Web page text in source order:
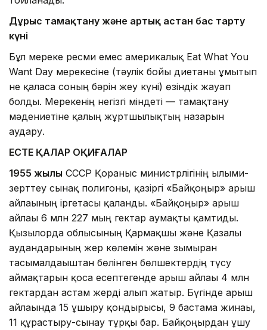
Дұрыс тамақтану және артық астан бас тарту
күні
Бұл мереке ресми емес америкалық Eat What You
Want Day мерекесіне (тәулік бойы диетаны ұмытып
не қаласа соның бәрін жеу күні) өзіндік жауап
болды. Мерекенің негізгі міндеті — тамақтану
мәдениетіне қалың жұртшылықтың назарын
аудару.
ЕСТЕ ҚАЛАР ОҚИҒАЛАР
1955 жылы СССР Қорғаныс министрлігінің ғылыми-
зерттеу сынақ полигоны, қазіргі «Байқоңыр» ғарыш
айлағының іргетасы қаланды. «Байқоңыр» ғарыш
айлағы 6 млн 227 мың гектар аумақты қамтиды.
Қызылорда облысының Қармақшы және Қазалы
аудандарының жер көлемін және зымыран
тасымалдағыштан бөлінген бөлшектердің түсу
аймақтарын қоса есептегенде ғарыш айлағы 4 млн
гектардан астам жерді алып жатыр. Бүгінде ғарыш
айлағында 15 ұшыру қондырғысы, 9 бастама жинағы,
11 құрастыру-сынау тұрқы бар. Байқоңырдан ұшу